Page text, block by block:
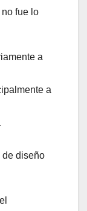
fue lo
a
a
de diseño